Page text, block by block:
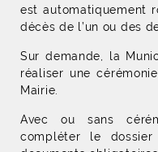
est automatiquement
décès de l’un ou des
Sur demande, la
réaliser une
Mairie.
Avec ou sans
compléter le